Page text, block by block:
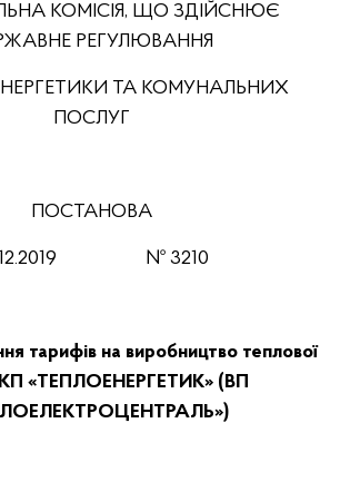
КОМІСІЯ, ЩО ЗДІЙСНЮЄ
РЕГУЛЮВАННЯ
ТА КОМУНАЛЬНИХ
ПОСЛУГ
ПОСТАНОВА
.2019 № 3210
тарифів на виробництво теплової
КП «ТЕПЛОЕНЕРГЕТИК» (ВП